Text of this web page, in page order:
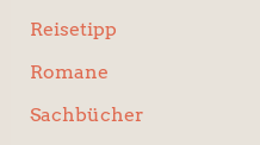
Reisetipp
Romane
Sachbücher